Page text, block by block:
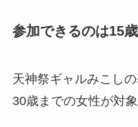
参加できるのは15
天神祭ギャルみこし
30歳までの女性が対象